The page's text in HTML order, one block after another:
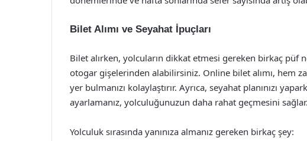
Bilet Alımı ve Seyahat İpuçları
Bilet alırken, yolcuların dikkat etmesi gereken birkaç püf
otogar gişelerinden alabilirsiniz. Online bilet alımı, hem
yer bulmanızı kolaylaştırır. Ayrıca, seyahat planınızı
ayarlamanız, yolculuğunuzun daha rahat geçmesini sağlar.
Yolculuk sırasında yanınıza almanız gereken birkaç şey: